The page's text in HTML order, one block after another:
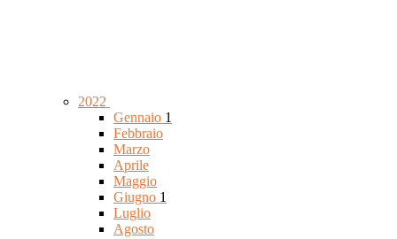
2022
Gennaio 1
Febbraio
Marzo
Aprile
Maggio
Giugno 1
Luglio
Agosto